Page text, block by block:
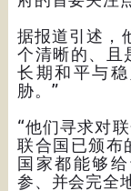
据报道引述，
个清晰的、且
长期和平与
胁。”
“他们寻求对
联合国已颁布
国家都能够
参、并会完全